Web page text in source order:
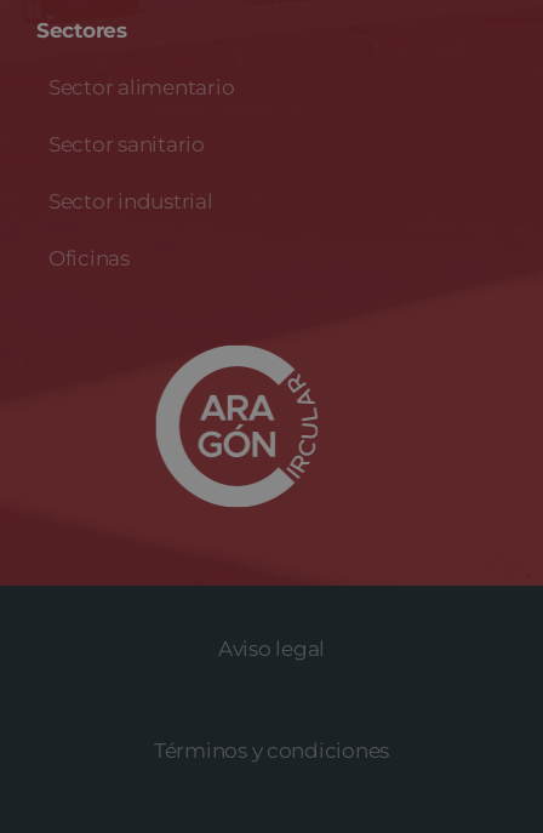
Sectores
Sector alimentario
Sector sanitario
Sector industrial
Oficinas
Aviso legal
Términos y condiciones